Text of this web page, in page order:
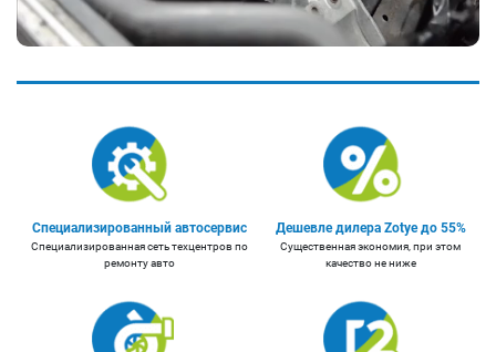
Специализированный автосервис
Специализированная сеть техцентров по
ремонту авто
Дешевле дилера Zotye до 55%
Существенная экономия, при этом
качество не ниже